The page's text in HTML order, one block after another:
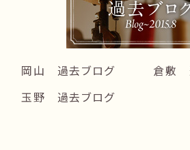
岡山 過去ブログ
倉敷
玉野 過去ブログ